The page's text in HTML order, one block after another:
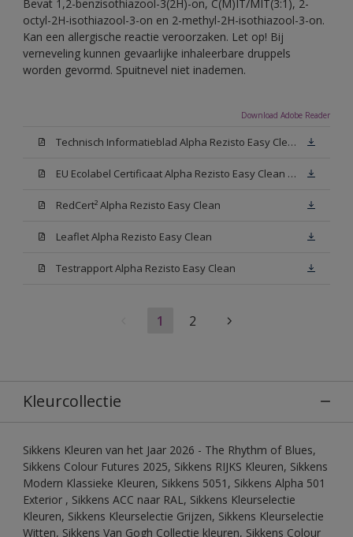
Bevat 1,2-benzisothiazool-3(2H)-on, C(M)IT/MIT(3:1), 2-
octyl-2H-isothiazool-3-on en 2-methyl-2H-isothiazool-3-on.
Kan een allergische reactie veroorzaken. Let op! Bij
verneveling kunnen gevaarlijke inhaleerbare druppels
worden gevormd. Spuitnevel niet inademen.
Download Adobe Reader
Technisch Informatieblad Alpha Rezisto Easy Clean (PDF)
EU Ecolabel Certificaat Alpha Rezisto Easy Clean Mat
RedCert² Alpha Rezisto Easy Clean
Leaflet Alpha Rezisto Easy Clean
Testrapport Alpha Rezisto Easy Clean
1 2
Kleurcollectie
Sikkens Kleuren van het Jaar 2026 - The Rhythm of Blues,
Sikkens Colour Futures 2025, Sikkens RIJKS Kleuren, Sikkens
Modern Klassieke Kleuren, Sikkens 5051, Sikkens Alpha 501
Exterior , Sikkens ACC naar RAL, Sikkens Kleurselectie
Kleuren, Sikkens Kleurselectie Grijzen, Sikkens Kleurselectie
Witten, Sikkens Van Gogh Collectie kleuren, Sikkens Colour